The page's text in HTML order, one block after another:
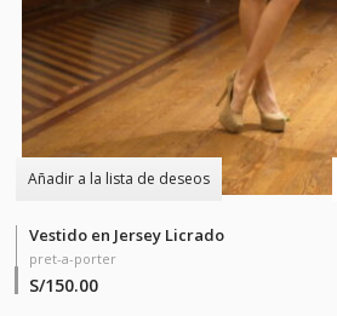
Añadir a la lista de deseos
Vestido en Jersey Licrado
pret-a-porter
S/150.00